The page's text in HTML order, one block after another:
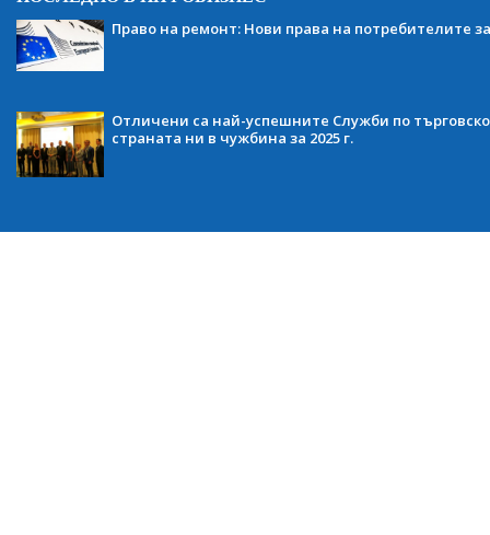
Право на ремонт: Нови права на потребителите
Отличени са най-успешните Служби по
страната ни в чужбина за 2025 г.